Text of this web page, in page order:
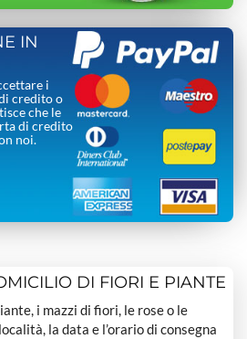
IN
i
credito o
che le
di credito
noi.
DI FIORI E PIANTE
i mazzi di fiori, le rose o le
la data e l’orario di consegna